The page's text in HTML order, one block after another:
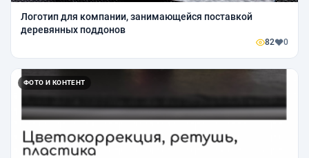
Логотип для компании, занимающейся поставкой
деревянных поддонов
82 0
ФОТО И КОНТЕНТ